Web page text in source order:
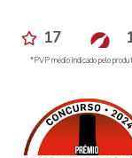
17
*PVP médio indicado pelo